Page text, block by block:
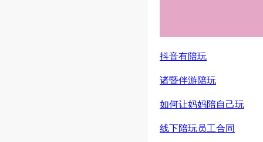
抖音有陪玩
诸暨伴游陪玩
如何让妈妈陪自己玩
线下陪玩员工合同